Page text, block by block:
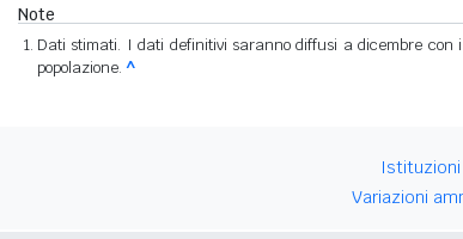
Note
Dati stimati. I dati definitivi saranno diffusi a dicembre con
popolazione. ^
Variazioni